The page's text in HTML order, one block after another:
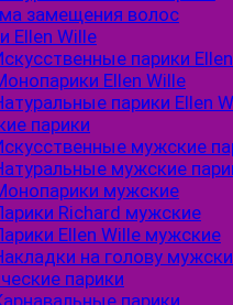
замещения волос
Ellen Wille
парики
Ellen Wille
парики Ellen
парики
мужские
мужские
мужские
Richard мужские
Ellen Wille мужские
на голову
парики
парики